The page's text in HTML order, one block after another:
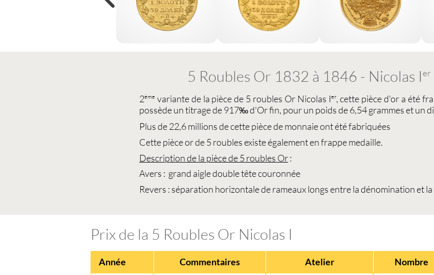
5 Roubles Or 1832 à 1846 - Nicolas Ier
2ème variante de la pièce de 5 roubles Or Nicolas Ier, cette pièce d'or a été
possède un titrage de 917‰ d'Or fin, pour un poids de 6,54 grammes et un
Plus de 22,6 millions de cette pièce de monnaie ont été fabriquées
Cettepièce or de 5 roublesexiste également en frappe medaille.
Description de la pièce de5 roubles Or:
Avers : grand aigle double tête couronnée
Revers : séparation horizontale de rameaux longs entre la dénomination et la
Prix de la 5 Roubles Or Nicolas I
Année Commentaires Atelier Nombre